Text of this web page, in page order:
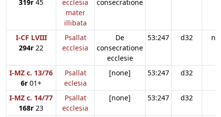
319r 45
ecclesia
mater
illibata
consecratione
I-CF LVIII
294r 22
Psallat
ecclesia
De
consecratione
ecclesie
53:247 d32
I-MZ c. 13/76
6r 01+
Psallat
eclesia
[none] 53:247 d32
I-MZ c. 14/77
168r 23
Psallat
ecclesia
[none] 53:247 d32